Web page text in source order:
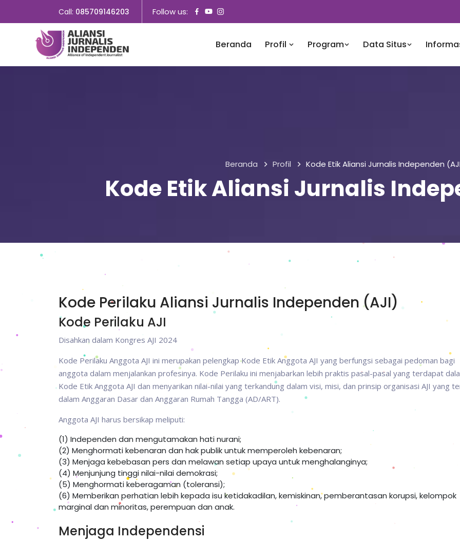
Call: 085709146203 Follow us:
Beranda Profil Program Data Situs
Beranda Profil Kode Etik Aliansi Jurnalis Independen
Kode Etik Aliansi Jurnalis
Kode Perilaku Aliansi Jurnalis Independen (AJI)
Kode Perilaku AJI
Disahkan dalam Kongres AJI 2024
Kode Perilaku Anggota AJI ini merupakan pelengkap Kode Etik Anggota AJI yang berfungsi sebagai pedoman bagi
anggota dalam menjalankan profesinya. Kode Perilaku ini menjabarkan lebih praktis pasal-pasal yang terdapat
Kode Etik Anggota AJI dan menyarikan nilai-nilai yang terkandung dalam visi, misi, dan prinsip organisasi AJI yang
dalam Anggaran Dasar dan Anggaran Rumah Tangga (AD/ART).
Anggota AJI harus bersikap meliputi:
(1) Independen dan mengutamakan hati nurani;
(2) Menghormati kebenaran dan hak publik untuk memperoleh kebenaran;
(3) Menjaga kebebasan pers dan melawan setiap upaya untuk menghalanginya;
(4) Menjunjung tinggi nilai-nilai demokrasi;
(5) Menghormati keberagaman (toleransi);
(6) Memberikan perhatian lebih kepada isu ketidakadilan, kemiskinan, pemberantasan korupsi, kelompok
marginal dan minoritas, perempuan dan anak.
Menjaga Independensi